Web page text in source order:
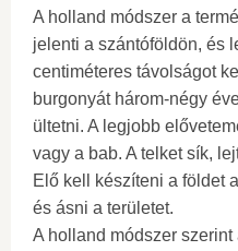
A holland módszer a
jelenti a szántóföldön, és
centiméteres távolságot
burgonyát három-négy
ültetni. A legjobb
vagy a bab. A telket sík,
Elő kell készíteni a földet
és ásni a területet.
A holland módszer